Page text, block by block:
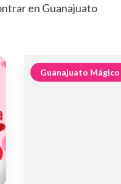
en Guanajuato
Guanajuato Mágico